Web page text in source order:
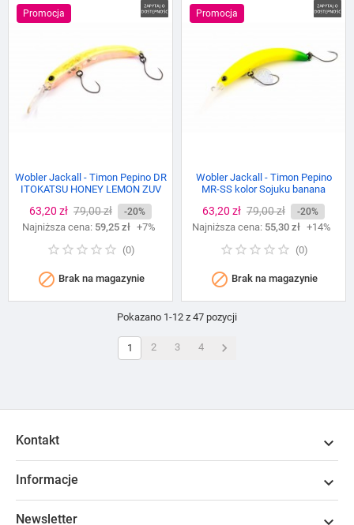
Promocja
Wobler Jackall - Timon Pepino DR
ITOKATSU HONEY LEMON ZUV
Cena
63,20 zł Cena
podstawowa
79,00 zł -20%
Najniższa cena: 59,25 zł +7%
(0)
 Brak na magazynie
Promocja
Wobler Jackall - Timon Pepino
MR-SS kolor Sojuku banana
Cena
63,20 zł Cena
podstawowa
79,00 zł -20%
Najniższa cena: 55,30 zł +14%
(0)
 Brak na magazynie
Pokazano 1-12 z 47 pozycji
1 2 3 4 
Kontakt 
Informacje 
Newsletter